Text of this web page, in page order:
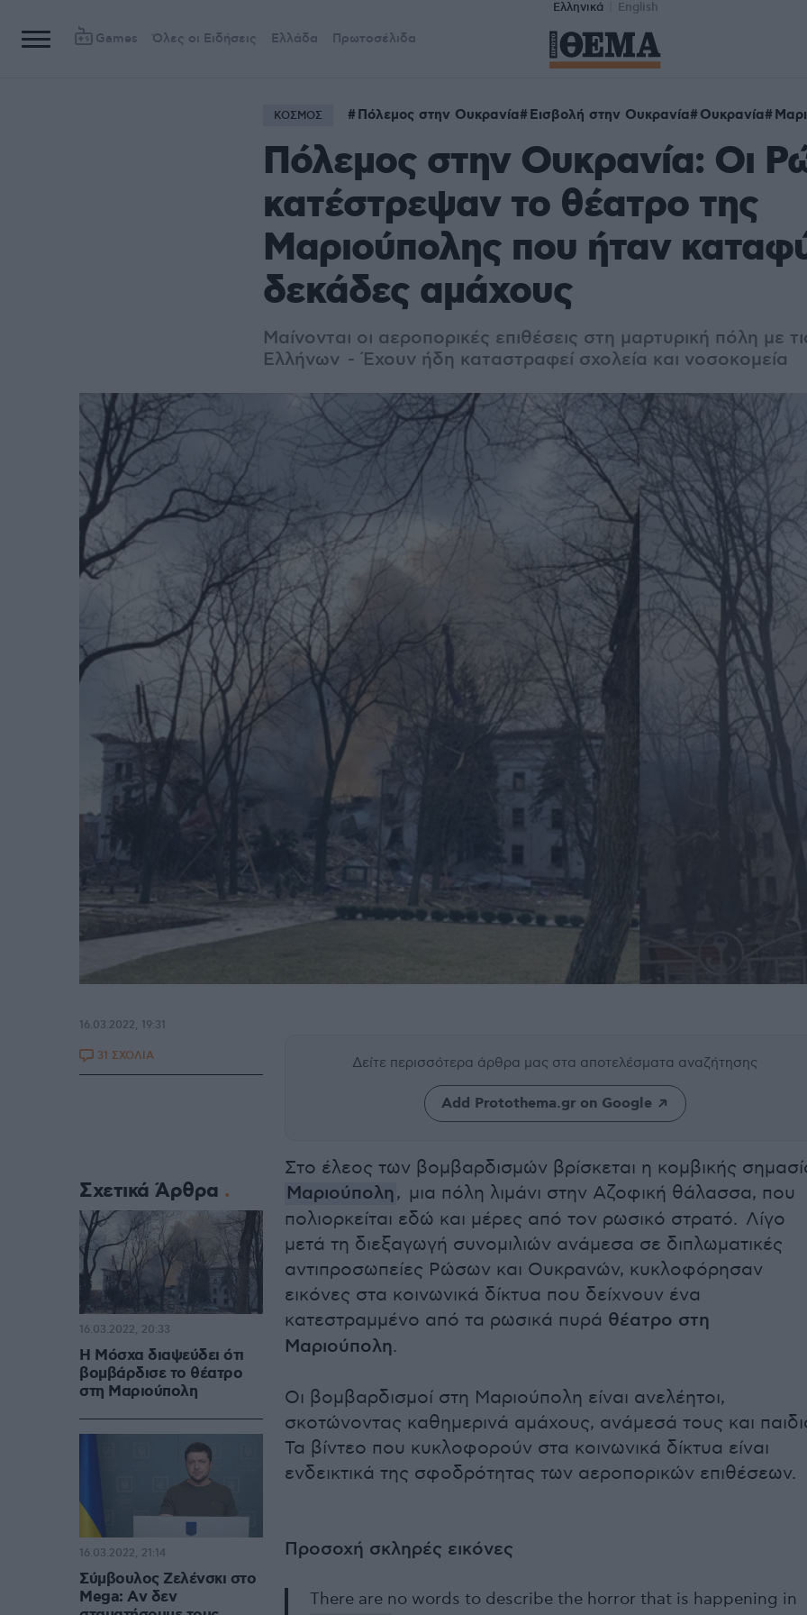
Ελληνικά English
Games Όλες οι Ειδήσεις Ελλάδα Πρωτοσέλιδα
ΚΟΣΜΟΣ Πόλεμος στην Ουκρανία Εισβολή στην Ουκρανία Ουκρανία
Πόλεμος στην Ουκρανία: Οι
κατέστρεψαν το θέατρο της
Μαριούπολης που ήταν
δεκάδες αμάχους
Μαίνονται οι αεροπορικές επιθέσεις στη μαρτυρική πόλη με
Ελλήνων - Έχουν ήδη καταστραφεί σχολεία και νοσοκομεία
Δείτε περισσότερα άρθρα μας στα αποτελέσματα αναζήτησης
Add Protothema.gr on Google
Στο έλεος των βομβαρδισμών βρίσκεται η κομβικής
Μαριούπολη, μια πόλη λιμάνι στην Αζοφική θάλασσα, που
πολιορκείται εδώ και μέρες από τον ρωσικό στρατό. Λίγο
μετά τη διεξαγωγή συνομιλιών ανάμεσα σε διπλωματικές
αντιπροσωπείες Ρώσων και Ουκρανών, κυκλοφόρησαν
εικόνες στα κοινωνικά δίκτυα που δείχνουν ένα
κατεστραμμένο από τα ρωσικά πυρά θέατρο στη
Μαριούπολη.
Οι βομβαρδισμοί στη Μαριούπολη είναι ανελέητοι,
σκοτώνοντας καθημερινά αμάχους, ανάμεσά τους και
Τα βίντεο που κυκλοφορούν στα κοινωνικά δίκτυα είναι
ενδεικτικά της σφοδρότητας των αεροπορικών επιθέσεων.
Προσοχή σκληρές εικόνες
There are no words to describe the horror that is happening in
16.03.2022, 19:31
31 ΣΧΟΛΙΑ
Σχετικά Άρθρα
Η Μόσχα διαψεύδει ότι
βομβάρδισε το θέατρο
στη Μαριούπολη
16.03.2022, 20:33
Σύμβουλος Ζελένσκι στο
Mega: Aν δεν
16.03.2022, 21:14